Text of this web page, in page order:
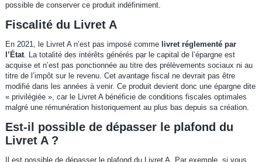
possible de conserver ce produit indéfiniment.
Fiscalité du Livret A
En 2021, le Livret A n’est pas imposé comme livret réglementé par
l’État. La totalité des intérêts générés par le capital de l’épargne est
acquise et n’est pas ponctionnée au titre des prélèvements sociaux ni au
titre de l’impôt sur le revenu. Cet avantage fiscal ne devrait pas être
modifié dans les années à venir. Ce produit devient donc une épargne dite
« privilégiée », car le Livret A bénéficie de conditions fiscales optimales
malgré une rémunération historiquement au plus bas depuis sa création.
Est-il possible de dépasser le plafond du
Livret A ?
Il est possible de dépasser le plafond du Livret A. Par exemple, si vous